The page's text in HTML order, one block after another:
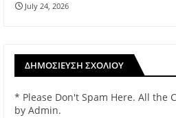
July 24, 2026
ΔΗΜΟΣΊΕΥΣΗ ΣΧΟΛΊΟΥ
* Please Don't Spam Here. All the
by Admin.